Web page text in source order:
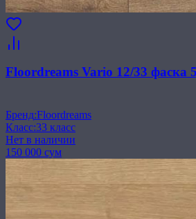
Floordreams Vario 12/33 фаска
Бренд:Floordreams
Класс:33 класс
Нет в наличии
150 000 сум